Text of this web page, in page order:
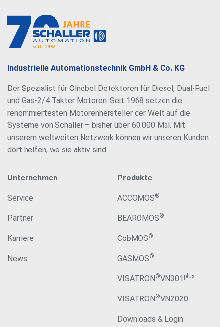
Passwort
Industrielle Automationstechnik GmbH & Co. KG
Der Spezialist für Ölnebel Detektoren für Diesel, Dual-Fuel
und Gas-2/4 Takter Motoren. Seit 1968 setzen die
renommiertesten Motorenhersteller der Welt auf die
Systeme von Schaller – bisher über 60.000 Mal. Mit
unserem weltweiten Netzwerk können wir unseren Kunden
dort helfen, wo sie aktiv sind.
Unternehmen
Service
Partner
Karriere
News
Produkte
ACCOMOS®
BEAROMOS®
CobMOS®
GASMOS®
VISATRON®VN301 plus
VISATRON®VN2020
Downloads & Login